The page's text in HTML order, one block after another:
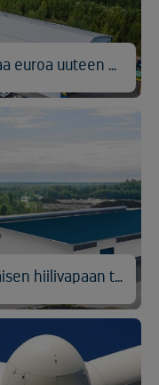
Kuusakoski rakentaa ensimmäisen hiilivapaan teräksenkierrätyslaitoksen Kemin Veitsiluotoon